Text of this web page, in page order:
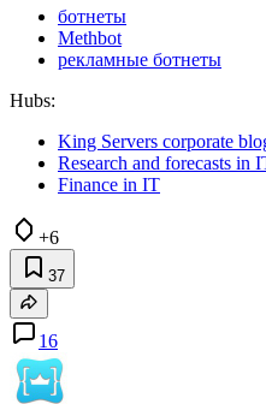
ботнеты
Methbot
рекламные ботнеты
Hubs:
King Servers corporate
Research and forecasts in
Finance in IT
+6
37
16